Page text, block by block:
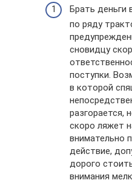
Брать деньги
по ряду
сновидцу
поступки.
в которой
разгорается,
скоро ляжет
внимательно
действие,
дорого
внимания